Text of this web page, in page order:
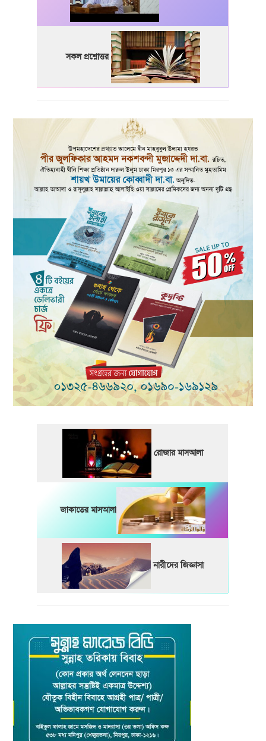
সকল প্রশ্নোত্তর
রোজার মাসআলা
জাকাতের মাসআলা
নারীদের জিজ্ঞাসা